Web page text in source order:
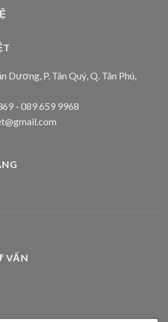
Dương, P. Tân Quý, Q. Tân Phú,
- 089 659 9968
VẤN